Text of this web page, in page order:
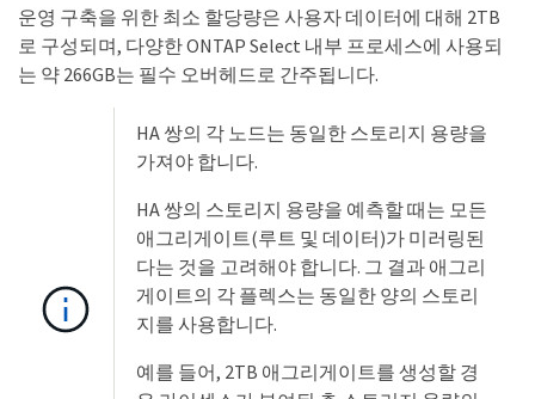
운영 구축을 위한 최소 할당량은 사용자 데이터에 대해 2TB
로 구성되며, 다양한 ONTAP Select 내부 프로세스에 사용되
는 약 266GB는 필수 오버헤드로 간주됩니다.
HA 쌍의 각 노드는 동일한 스토리지 용량을
가져야 합니다.
HA 쌍의 스토리지 용량을 예측할 때는 모든
애그리게이트(루트 및 데이터)가 미러링된
다는 것을 고려해야 합니다. 그 결과 애그리
게이트의 각 플렉스는 동일한 양의 스토리
지를 사용합니다.
예를 들어, 2TB 애그리게이트를 생성할 경